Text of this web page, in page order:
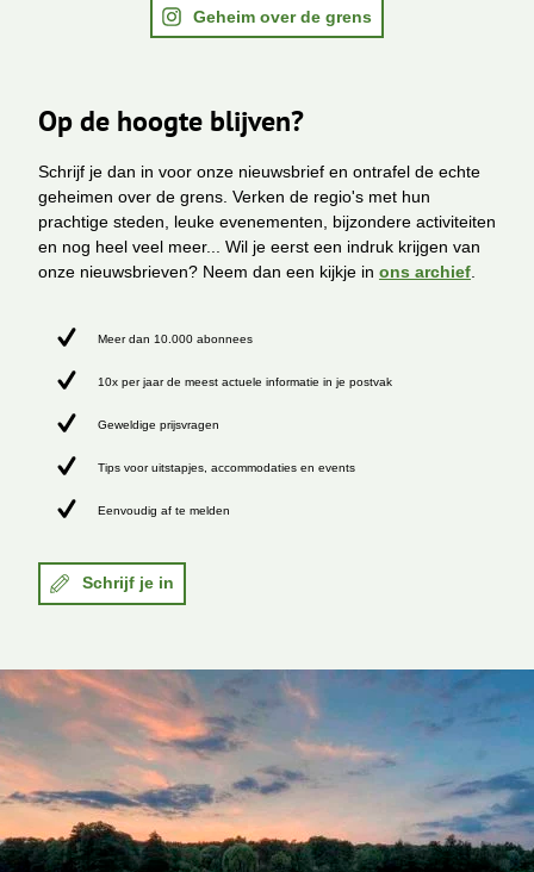
Geheim over de grens
Op de hoogte blijven?
Schrijf je dan in voor onze nieuwsbrief en ontrafel de echte
geheimen over de grens. Verken de regio's met hun
prachtige steden, leuke evenementen, bijzondere activiteiten
en nog heel veel meer... Wil je eerst een indruk krijgen van
onze nieuwsbrieven? Neem dan een kijkje in ons archief
Meer dan 10.000 abonnees
10x per jaar de meest actuele informatie in je postvak
Geweldige prijsvragen
Tips voor uitstapjes, accommodaties en events
Eenvoudig af te melden
Schrijf je in